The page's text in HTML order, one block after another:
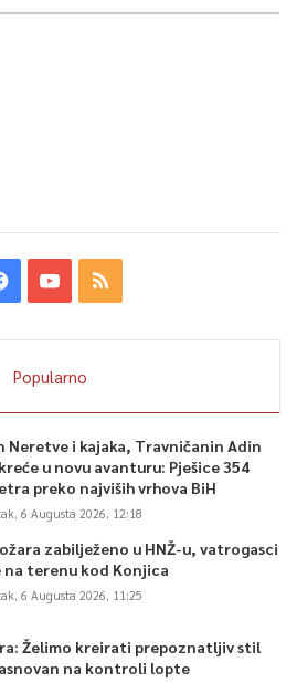
Popularno
Neretve i kajaka, Travničanin Adin
u novu avanturu: Pješice 354
preko najviših vrhova BiH
6 Augusta 2026, 12:18
zabilježeno u HNŽ-u, vatrogasci
na terenu kod Konjica
6 Augusta 2026, 11:25
Želimo kreirati prepoznatljiv stil
na kontroli lopte